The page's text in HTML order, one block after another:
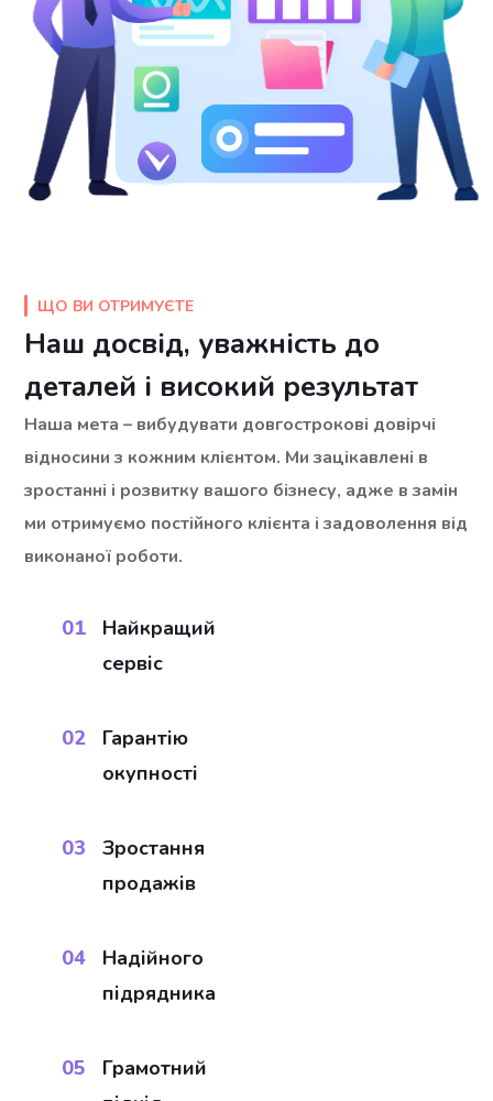
ЩО ВИ ОТРИМУЄТЕ
Наш досвід, уважність до
деталей і високий результат
Наша мета – вибудувати довгострокові довірчі
відносини з кожним клієнтом. Ми зацікавлені в
зростанні і розвитку вашого бізнесу, адже в замін
ми отримуємо постійного клієнта і задоволення від
виконаної роботи.
01​
Найкращий
сервіс
02
Гарантію
окупності
03
Зростання
продажів
04
Надійного
підрядника
05
Грамотний